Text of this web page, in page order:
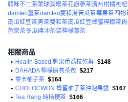
韓味不二茶葉球潤喉茶花旗蔘茶濟州柑橘枸
damteo薑茶damteo雙和湯苦瓜茶莓果茶 四物
南瓜紅豆茶男茶雙和茶南瓜紅豆 蜂蜜檸檬茶
芭樂茶冬瓜磚沖茶袋檸檬薑茶
相關商品
• Health Based 刺果番荔枝乾葉 $148
• DAHADA 檸檬康普茶包 $217
• 零卡柚子茶 $164
• CHOLOCWON 蜂蜜柚子茶沖泡果醬 $167
• Tea Rang 純桔梗茶 $166